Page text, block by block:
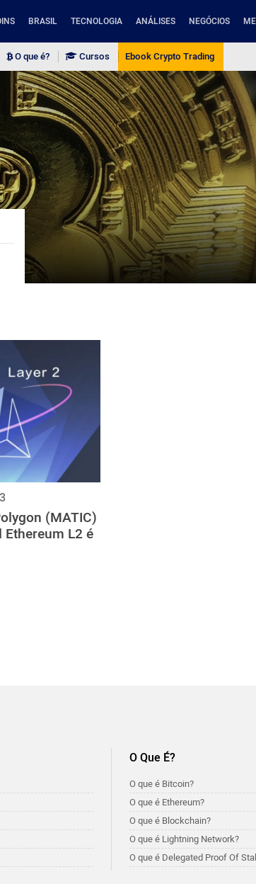
BRASIL TECNOLOGIA ANÁLISES NEGÓCIOS
O que é? Cursos Ebook Crypto Trading
(MATIC)
L2 é
O Que É?
O que é Bitcoin?
O que é Ethereum?
O que é Blockchain?
O que é Lightning Network?
O que é Delegated Proof Of